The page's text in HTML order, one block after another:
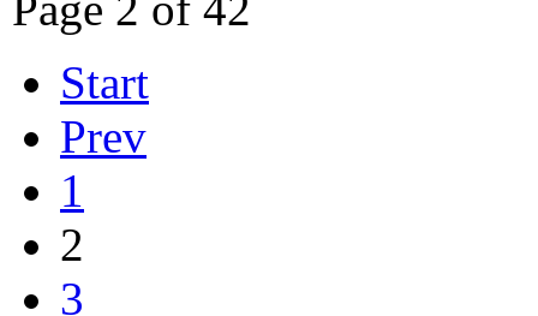
Start
Prev
1
2
3